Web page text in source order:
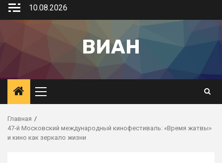
10.08.2026
ВИАН
Главная
47-й Московский международный кинофестиваль: «Время жатвы»
и кино как зеркало жизни